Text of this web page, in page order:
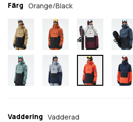
Färg Orange/Black
Vaddering Vadderad